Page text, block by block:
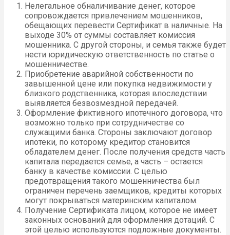
Нелегальное обналичивание денег, которое
сопровождается привлечением мошенников,
обещающих перевести Сертификат в наличные. На
выходе 30% от суммы составляет комиссия
мошенника. С другой стороны, и семья также будет
нести юридическую ответственность по статье о
мошенничестве.
Приобретение аварийной собственности по
завышенной цене или покупка недвижимости у
близкого родственника, которая впоследствии
выявляется безвозмездной передачей.
Оформление фиктивного ипотечного договора, что
возможно только при сотрудничестве со
служащими банка. Стороны заключают договор
ипотеки, по которому кредитор становится
обладателем денег. После получения средств часть
капитала передается семье, а часть – остается
банку в качестве комиссии. С целью
предотвращения такого мошенничества был
ограничен перечень заемщиков, кредиты которых
могут покрываться материнским капиталом.
Получение Сертификата лицом, которое не имеет
законных оснований для оформления дотаций. С
этой целью используются подложные документы.